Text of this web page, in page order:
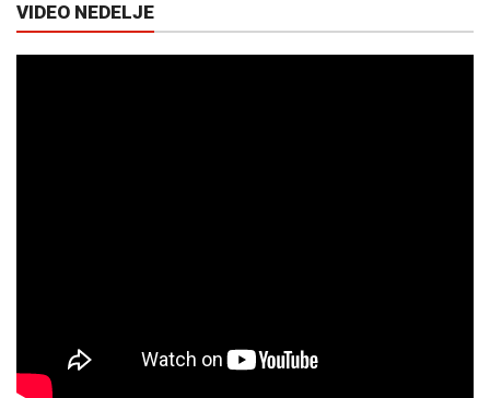
VIDEO NEDELJE